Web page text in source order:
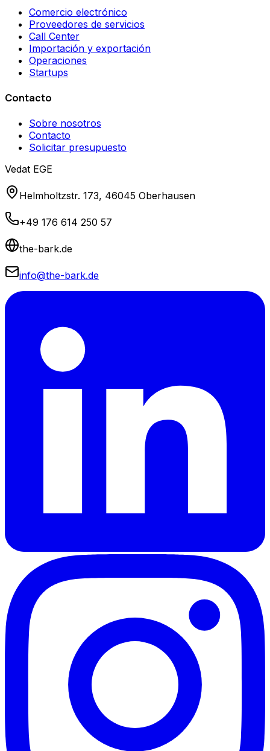
Comercio electrónico
Proveedores de servicios
Call Center
Importación y exportación
Operaciones
Startups
Contacto
Sobre nosotros
Contacto
Solicitar presupuesto
Vedat EGE
Helmholtzstr. 173, 46045 Oberhausen
+49 176 614 250 57
the-bark.de
info@the-bark.de